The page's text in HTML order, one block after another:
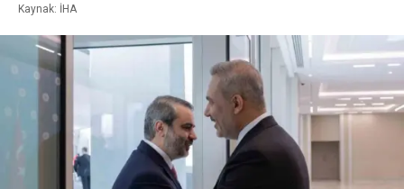
Kaynak: İHA